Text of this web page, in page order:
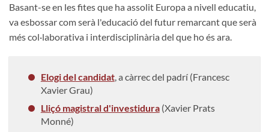
Basant-se en les fites que ha assolit Europa a nivell educatiu,
va esbossar com serà l'educació del futur remarcant que serà
més col·laborativa i interdisciplinària del que ho és ara.
Elogi del candidat, a càrrec del padrí (Francesc
Xavier Grau)
Lliçó magistral d'investidura(Xavier Prats
Monné)